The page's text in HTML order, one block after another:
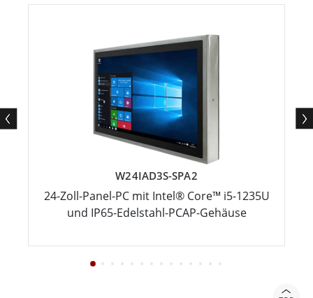
W24IAD3S-SPA2
24-Zoll-Panel-PC mit Intel® Core™ i5-1235U
und IP65-Edelstahl-PCAP-Gehäuse